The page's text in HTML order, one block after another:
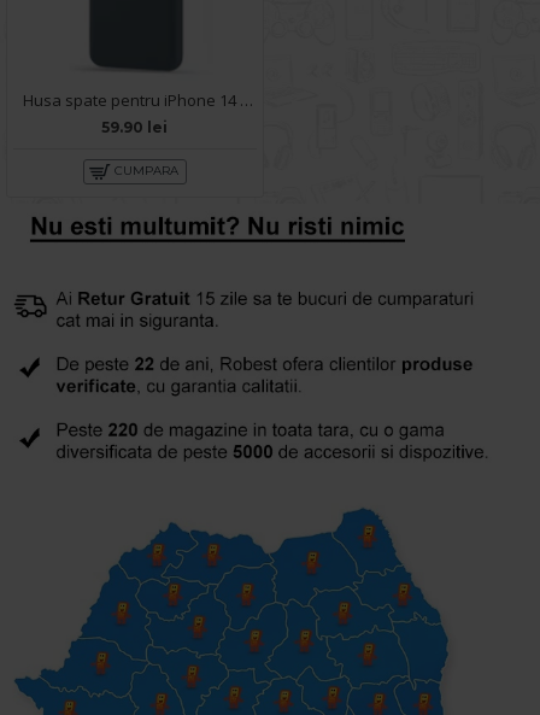
Husa spate pentru iPhone 14 - Silicon Line Gri Inchis
59.90 lei
CUMPARA